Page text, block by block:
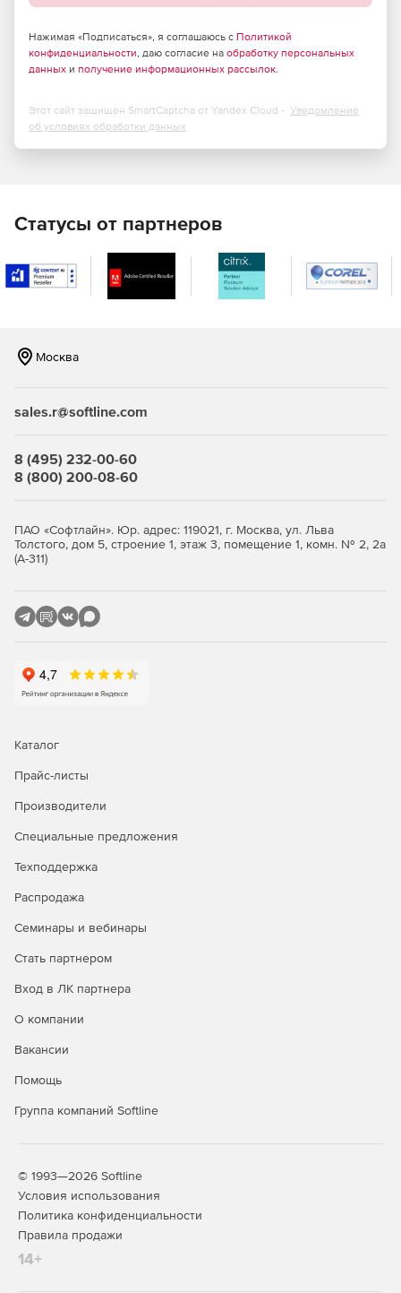
Deferral Activity for SCSM
Desktop Alert for SCSM
Power Print
SMA Connector
Нажимая «Подписаться», я соглашаюсь с Политикой
конфиденциальности, даю согласие на обработку персональных
данных и получение информационных рассылок.
Этот сайт защищен SmartCaptcha от Yandex Cloud - Уведомление
об условиях обработки данных
Статусы от партнеров
Москва
sales.r@softline.com
8 (495) 232-00-60
8 (800) 200-08-60
ПАО «Софтлайн». Юр. адрес: 119021, г. Москва, ул. Льва
Толстого, дом 5, строение 1, этаж 3, помещение 1, комн. № 2, 2а
(А-311)
Каталог
Прайс-листы
Производители
Специальные предложения
Техподдержка
Распродажа
Семинары и вебинары
Стать партнером
Вход в ЛК партнера
О компании
Вакансии
Помощь
Группа компаний Softline
© 1993—2026 Softline
Условия использования
Политика конфиденциальности
Правила продажи
14+